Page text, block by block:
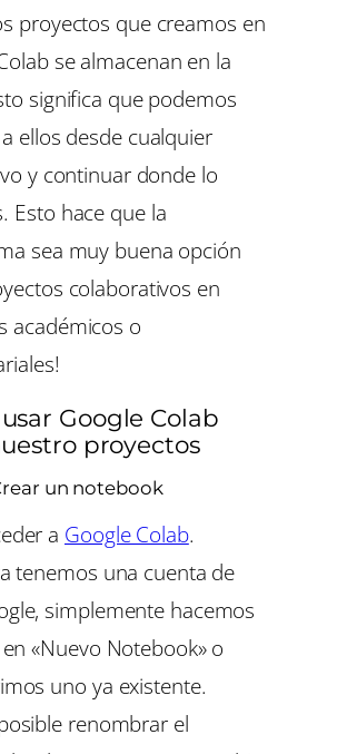
proyectos que creamos en
se almacenan en la
significa que podemos
ellos desde cualquier
y continuar donde lo
Esto hace que la
sea muy buena opción
colaborativos en
académicos o
Google Colab
proyectos
un notebook
a Google Colab.
tenemos una cuenta de
simplemente hacemos
«Nuevo Notebook» o
uno ya existente.
renombrar el